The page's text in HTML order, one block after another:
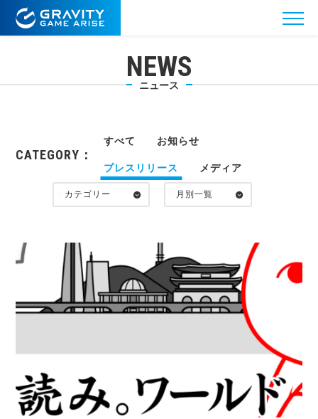
NEWS
ニュース
CATEGORY：
すべて お知らせ
プレスリリース メディア
カテゴリー 月別一覧